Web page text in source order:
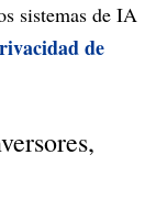
sistemas de IA
de